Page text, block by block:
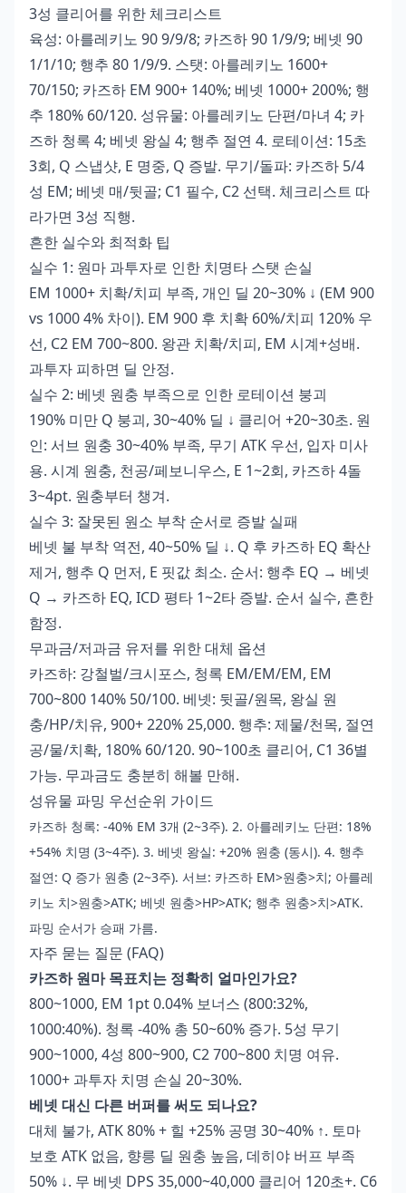
3성 클리어를 위한 체크리스트
육성: 아를레키노 90 9/9/8; 카즈하 90 1/9/9; 베넷 90
1/1/10; 행추 80 1/9/9. 스탯: 아를레키노 1600+
70/150; 카즈하 EM 900+ 140%; 베넷 1000+ 200%; 행
추 180% 60/120. 성유물: 아를레키노 단편/마녀 4; 카
즈하 청록 4; 베넷 왕실 4; 행추 절연 4. 로테이션: 15초
3회, Q 스냅샷, E 명중, Q 증발. 무기/돌파: 카즈하 5/4
성 EM; 베넷 매/뒷골; C1 필수, C2 선택. 체크리스트 따
라가면 3성 직행.
흔한 실수와 최적화 팁
실수 1: 원마 과투자로 인한 치명타 스탯 손실
EM 1000+ 치확/치피 부족, 개인 딜 20~30% ↓ (EM 900
vs 1000 4% 차이). EM 900 후 치확 60%/치피 120% 우
선, C2 EM 700~800. 왕관 치확/치피, EM 시계+성배.
과투자 피하면 딜 안정.
실수 2: 베넷 원충 부족으로 인한 로테이션 붕괴
190% 미만 Q 붕괴, 30~40% 딜 ↓ 클리어 +20~30초. 원
인: 서브 원충 30~40% 부족, 무기 ATK 우선, 입자 미사
용. 시계 원충, 천공/페보니우스, E 1~2회, 카즈하 4돌
3~4pt. 원충부터 챙겨.
실수 3: 잘못된 원소 부착 순서로 증발 실패
베넷 불 부착 역전, 40~50% 딜 ↓. Q 후 카즈하 EQ 확산
제거, 행추 Q 먼저, E 핏값 최소. 순서: 행추 EQ → 베넷
Q → 카즈하 EQ, ICD 평타 1~2타 증발. 순서 실수, 흔한
함정.
무과금/저과금 유저를 위한 대체 옵션
카즈하: 강철벌/크시포스, 청록 EM/EM/EM, EM
700~800 140% 50/100. 베넷: 뒷골/원목, 왕실 원
충/HP/치유, 900+ 220% 25,000. 행추: 제물/천목, 절연
공/물/치확, 180% 60/120. 90~100초 클리어, C1 36별
가능. 무과금도 충분히 해볼 만해.
성유물 파밍 우선순위 가이드
카즈하 청록: -40% EM 3개 (2~3주). 2. 아를레키노 단편: 18%
+54% 치명 (3~4주). 3. 베넷 왕실: +20% 원충 (동시). 4. 행추
절연: Q 증가 원충 (2~3주). 서브: 카즈하 EM>원충>치; 아를레
키노 치>원충>ATK; 베넷 원충>HP>ATK; 행추 원충>치>ATK.
파밍 순서가 승패 가름.
자주 묻는 질문 (FAQ)
카즈하 원마 목표치는 정확히 얼마인가요?
800~1000, EM 1pt 0.04% 보너스 (800:32%,
1000:40%). 청록 -40% 총 50~60% 증가. 5성 무기
900~1000, 4성 800~900, C2 700~800 치명 여유.
1000+ 과투자 치명 손실 20~30%.
베넷 대신 다른 버퍼를 써도 되나요?
대체 불가, ATK 80% + 힐 +25% 공명 30~40% ↑. 토마
보호 ATK 없음, 향릉 딜 원충 높음, 데히야 버프 부족
50% ↓. 무 베넷 DPS 35,000~40,000 클리어 120초+. C6